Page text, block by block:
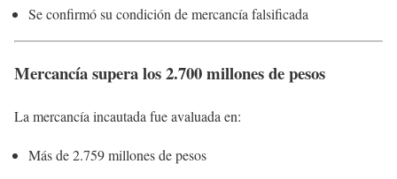
Se confirmó su condición de mercancía falsificada
Mercancía supera los 2.700 millones de pesos
La mercancía incautada fue avaluada en:
Más de 2.759 millones de pesos